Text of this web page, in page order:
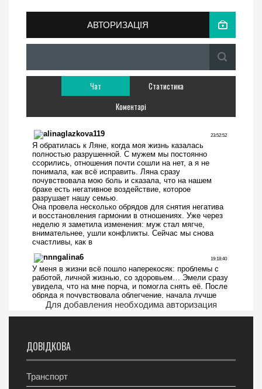
АВТОРИЗАЦІЯ
Чат
Статистика
Коментарі
Для добавления необходима авторизация
ДОВІДКОВА
Транспорт